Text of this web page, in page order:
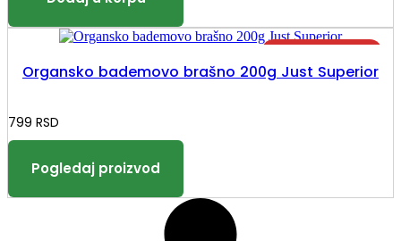
Organsko bademovo brašno 200g Just Superior
799 RSD